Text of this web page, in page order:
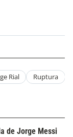
Rial Ruptura
de Jorge Messi